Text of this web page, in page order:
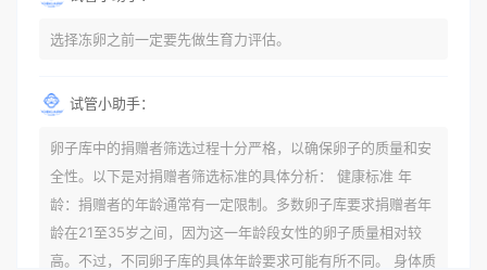
选择冻卵之前一定要先做生育力评估。
试管小助手：
卵子库中的捐赠者筛选过程十分严格，以确保卵子的质量和安
全性。以下是对捐赠者筛选标准的具体分析： 健康标准 年
龄：捐赠者的年龄通常有一定限制。多数卵子库要求捐赠者年
龄在21至35岁之间，因为这一年龄段女性的卵子质量相对较
高。不过，不同卵子库的具体年龄要求可能有所不同。 身体质